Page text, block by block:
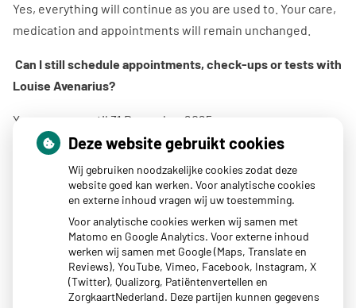
Yes, everything will continue as you are used to. Your care,
medication and appointments will remain unchanged.
Can I still schedule appointments, check-ups or tests with
Louise Avenarius?
Yes, you can until 31 December 2025.
Until then she will have consultations on Tuesdays,
Wednesdays and Thursdays.
What else will change for me as a patient?
For you, very little will change:
The practice will remain reachable via the same
phone number, address and patient portal.
You can continue to make appointments, request
Deze website gebruikt cookies
Wij gebruiken noodzakelijke cookies zodat deze
website goed kan werken. Voor analytische cookies
en externe inhoud vragen wij uw toestemming.
Voor analytische cookies werken wij samen met
Matomo en Google Analytics. Voor externe inhoud
werken wij samen met Google (Maps, Translate en
Reviews), YouTube, Vimeo, Facebook, Instagram, X
(Twitter), Qualizorg, Patiëntenvertellen en
ZorgkaartNederland. Deze partijen kunnen gegevens